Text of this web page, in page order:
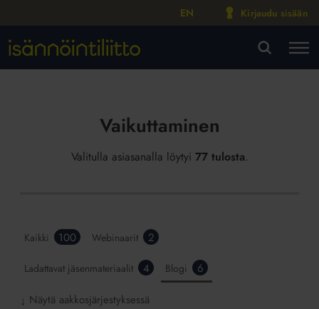
EN Kirjaudu sisään
Vaikuttaminen
Valitulla asiasanalla löytyi 77 tulosta.
Kaikki 100 Webinaarit 2
Ladattavat jäsenmateriaalit 4 Blogi 6
↓ Näytä aakkosjärjestyksessä